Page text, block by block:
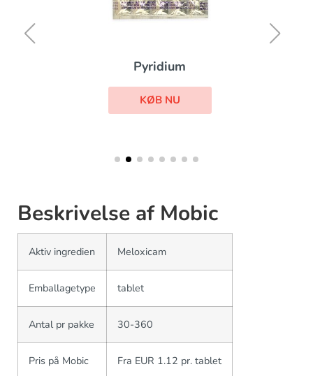
Pyridium
KØB NU
Beskrivelse af Mobic
Aktiv ingredien Meloxicam
Emballagetype tablet
Antal pr pakke 30-360
Pris på Mobic Fra EUR 1.12 pr. tablet